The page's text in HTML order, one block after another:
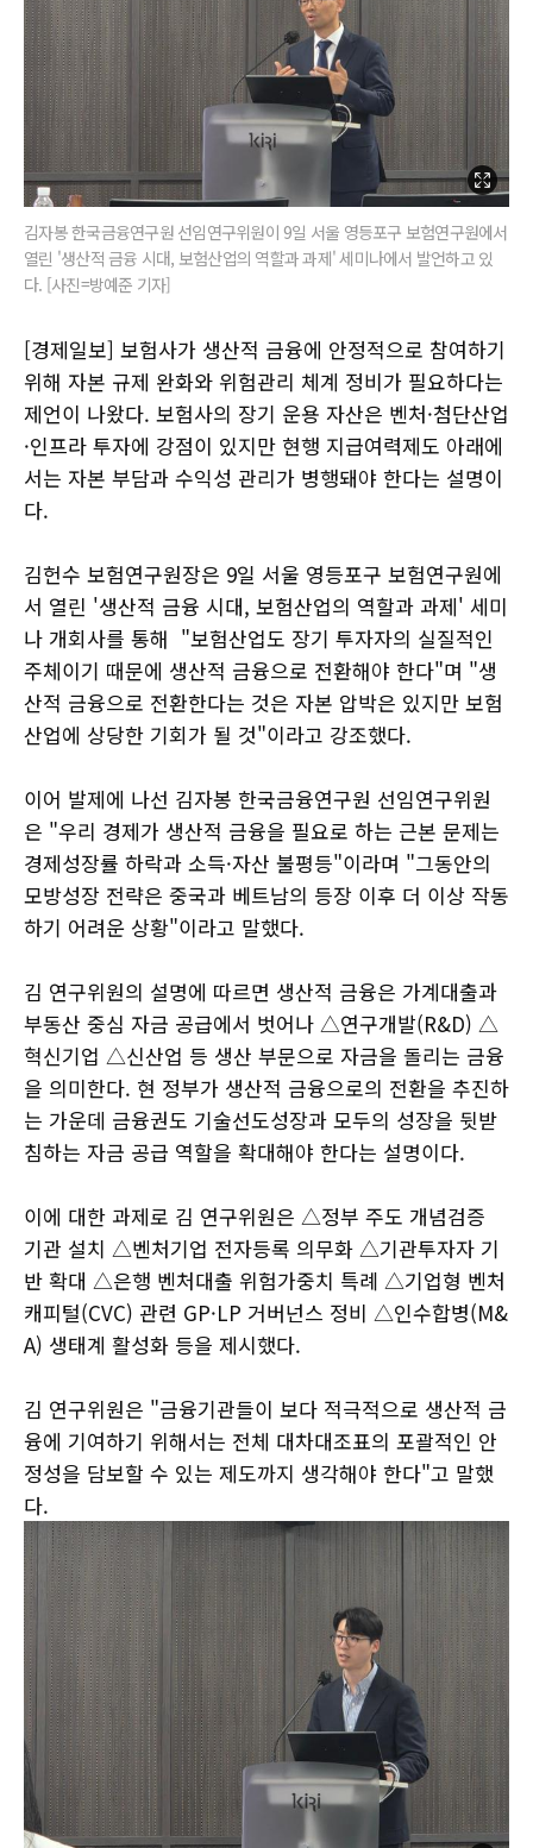
김자봉 한국금융연구원 선임연구위원이 9일 서울 영등포구 보험연구원에서
열린 '생산적 금융 시대, 보험산업의 역할과 과제' 세미나에서 발언하고 있
다. [사진=방예준 기자]
[경제일보] 보험사가 생산적 금융에 안정적으로 참여하기
위해 자본 규제 완화와 위험관리 체계 정비가 필요하다는
제언이 나왔다. 보험사의 장기 운용 자산은 벤처·첨단산업
·인프라 투자에 강점이 있지만 현행 지급여력제도 아래에
서는 자본 부담과 수익성 관리가 병행돼야 한다는 설명이
다.
김헌수 보험연구원장은 9일 서울 영등포구 보험연구원에
서 열린 '생산적 금융 시대, 보험산업의 역할과 과제' 세미
나 개회사를 통해 "보험산업도 장기 투자자의 실질적인
주체이기 때문에 생산적 금융으로 전환해야 한다"며 "생
산적 금융으로 전환한다는 것은 자본 압박은 있지만 보험
산업에 상당한 기회가 될 것"이라고 강조했다.
이어 발제에 나선 김자봉 한국금융연구원 선임연구위원
은 "우리 경제가 생산적 금융을 필요로 하는 근본 문제는
경제성장률 하락과 소득·자산 불평등"이라며 "그동안의
모방성장 전략은 중국과 베트남의 등장 이후 더 이상 작동
하기 어려운 상황"이라고 말했다.
김 연구위원의 설명에 따르면 생산적 금융은 가계대출과
부동산 중심 자금 공급에서 벗어나 △연구개발(R&D) △
혁신기업 △신산업 등 생산 부문으로 자금을 돌리는 금융
을 의미한다. 현 정부가 생산적 금융으로의 전환을 추진하
는 가운데 금융권도 기술선도성장과 모두의 성장을 뒷받
침하는 자금 공급 역할을 확대해야 한다는 설명이다.
이에 대한 과제로 김 연구위원은 △정부 주도 개념검증
기관 설치 △벤처기업 전자등록 의무화 △기관투자자 기
반 확대 △은행 벤처대출 위험가중치 특례 △기업형 벤처
캐피털(CVC) 관련 GP·LP 거버넌스 정비 △인수합병(M&
A) 생태계 활성화 등을 제시했다.
김 연구위원은 "금융기관들이 보다 적극적으로 생산적 금
융에 기여하기 위해서는 전체 대차대조표의 포괄적인 안
정성을 담보할 수 있는 제도까지 생각해야 한다"고 말했
다.